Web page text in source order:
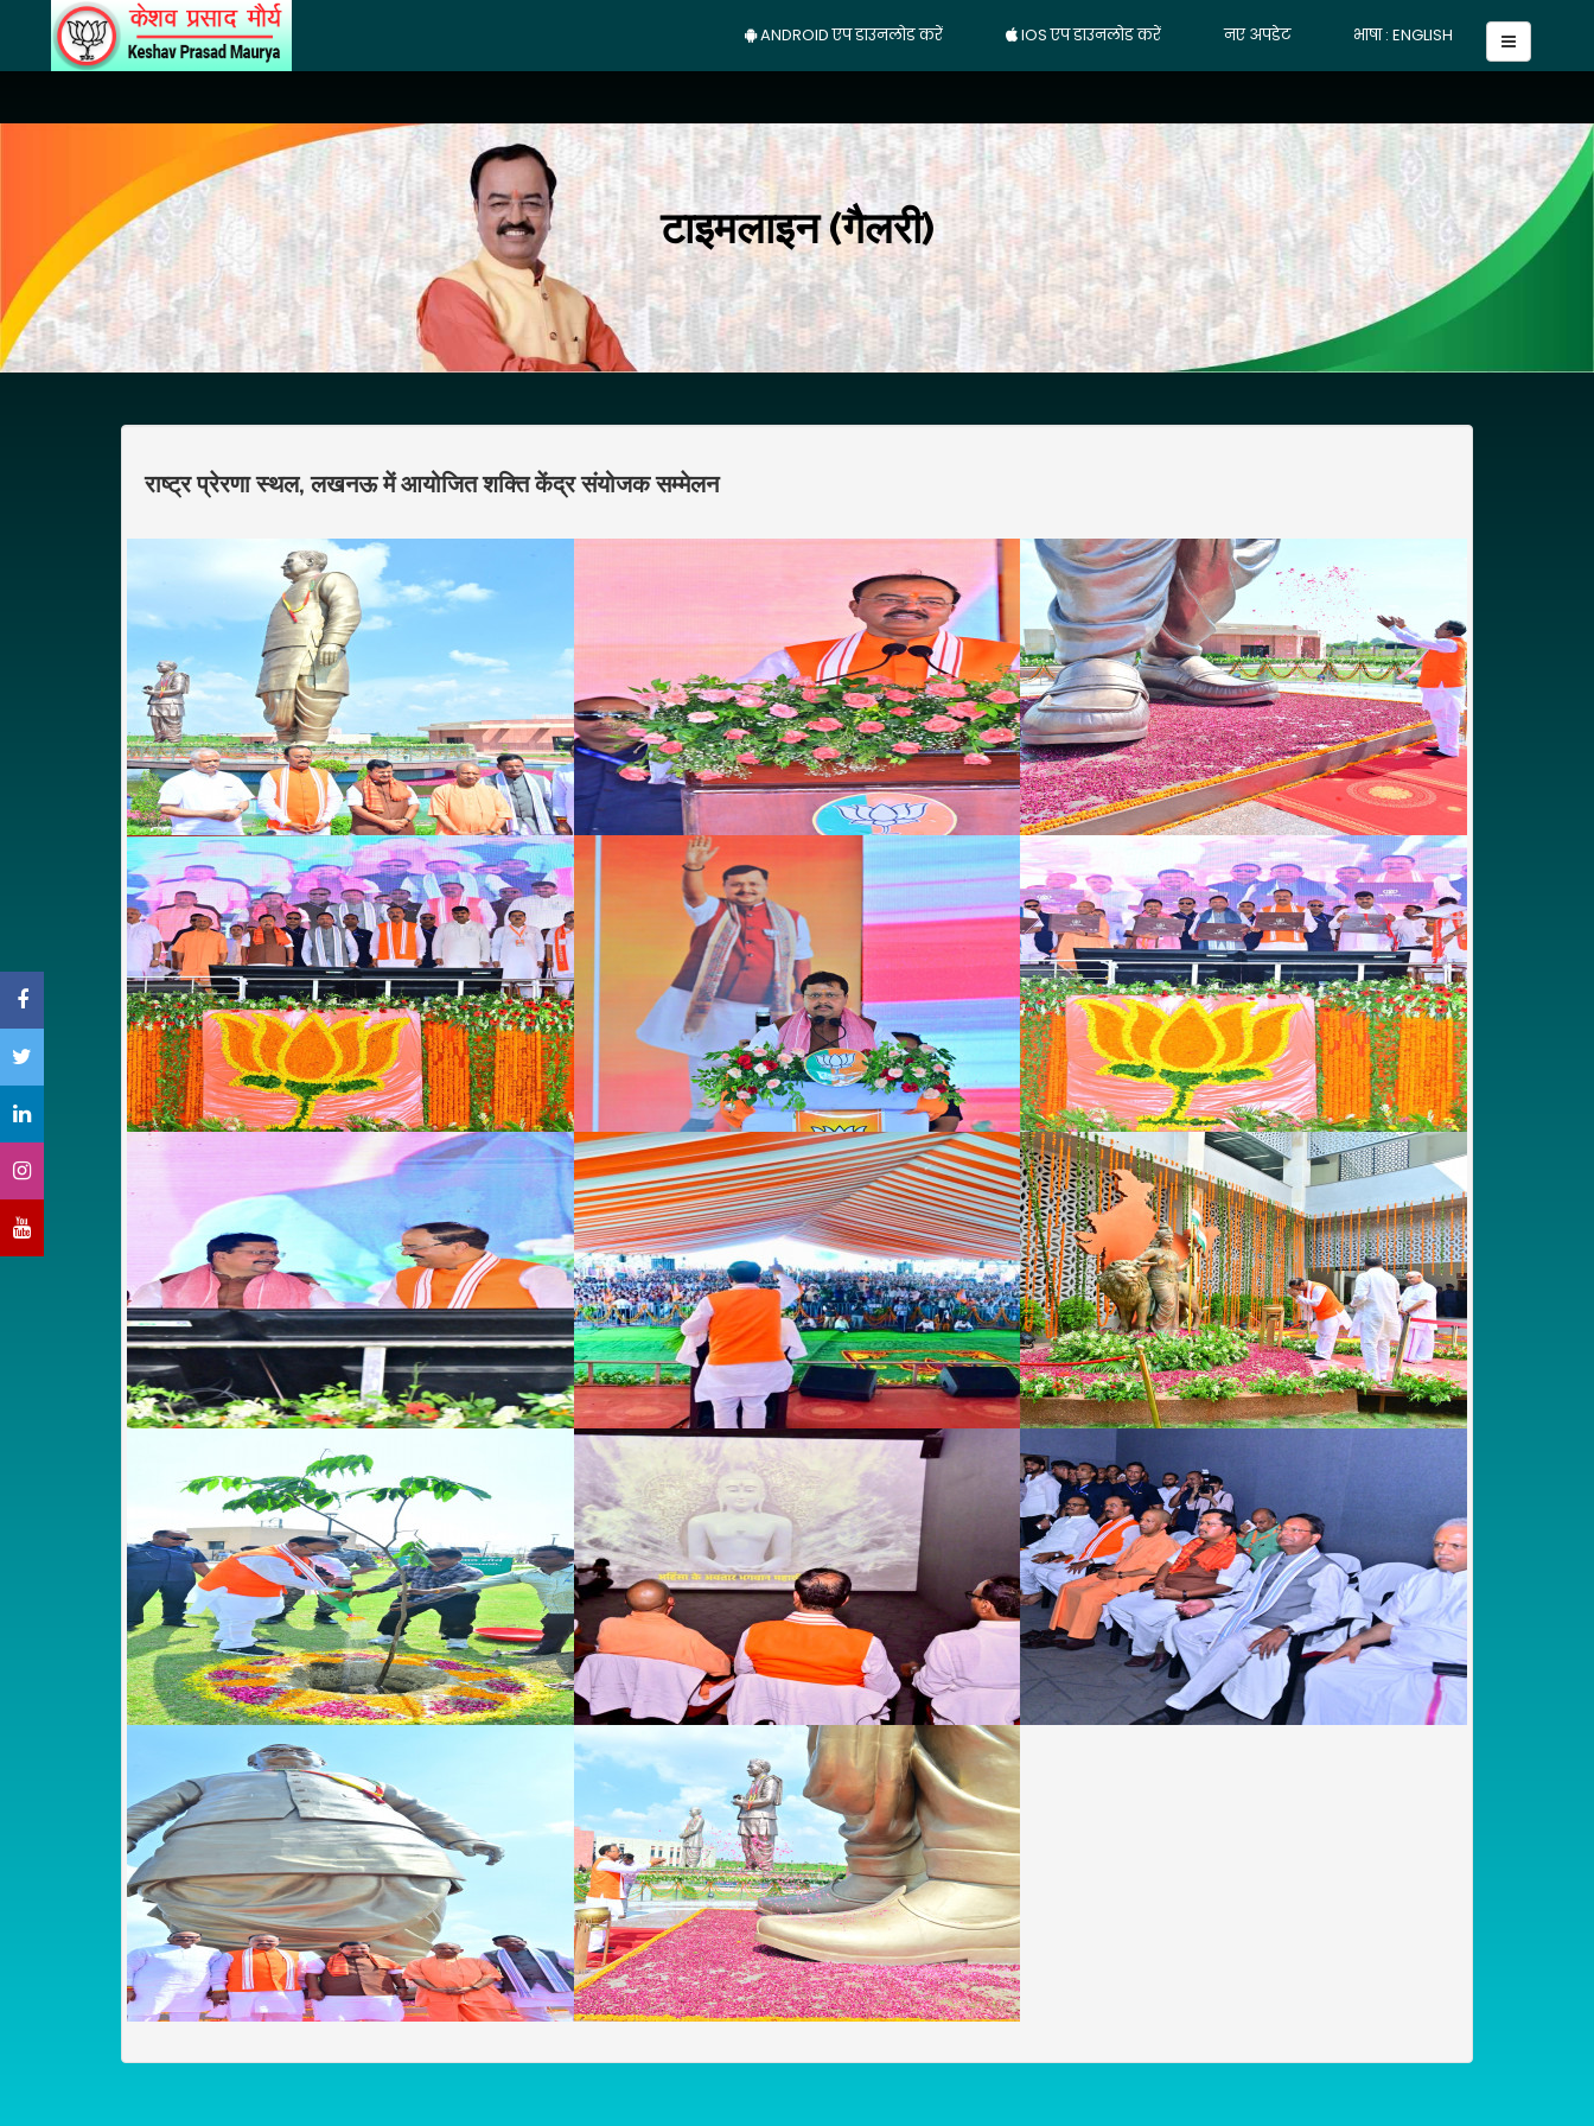
ANDROID एप डाउनलोड करें IOS एप डाउनलोड करें नए अपडेट भाषा : ENGLISH
टाइमलाइन (गैलरी)
राष्ट्र प्रेरणा स्थल, लखनऊ में आयोजित शक्ति केंद्र संयोजक सम्मेलन